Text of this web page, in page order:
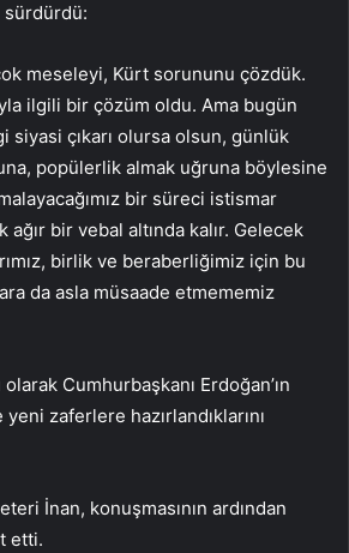
sürdürdü:
meseleyi, Kürt sorununu çözdük.
ilgili bir çözüm oldu. Ama bugün
siyasi çıkarı olursa olsun, günlük
popülerlik almak uğruna böylesine
bir süreci istismar
bir vebal altında kalır. Gelecek
birlik ve beraberliğimiz için bu
da asla müsaade etmememiz
Cumhurbaşkanı Erdoğan’ın
zaferlere hazırlandıklarını
İnan, konuşmasının ardından
etti.